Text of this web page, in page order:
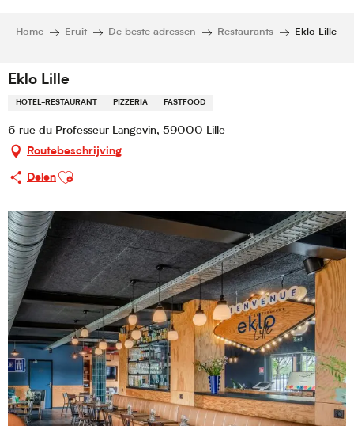
Home Eruit De beste adressen Restaurants Eklo Lille
Eklo Lille
HOTEL-RESTAURANT PIZZERIA FASTFOOD
6 rue du Professeur Langevin, 59000 Lille
Routebeschrijving
Delen
Ajouter aux favoris